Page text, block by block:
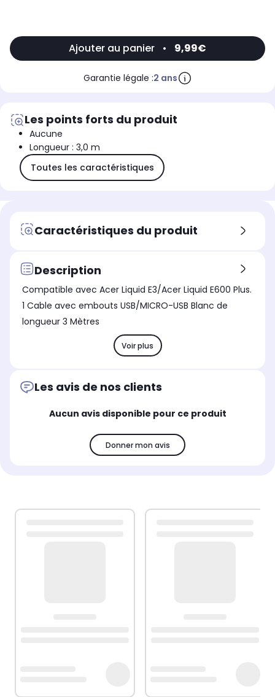
Ajouter au panier • 9,99€
Garantie légale :2 ans
Les points forts du produit
Aucune
Longueur : 3,0 m
Toutes les caractéristiques
Caractéristiques du produit
Description
Compatible avec Acer Liquid E3/Acer Liquid E600 Plus.
1 Cable avec embouts USB/MICRO-USB Blanc de
longueur 3 Mètres
Voir plus
Les avis de nos clients
Aucun avis disponible pour ce produit
Donner mon avis